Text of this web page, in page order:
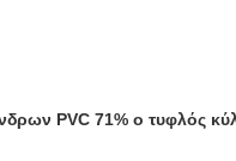
PVC 71% ο τυφλός